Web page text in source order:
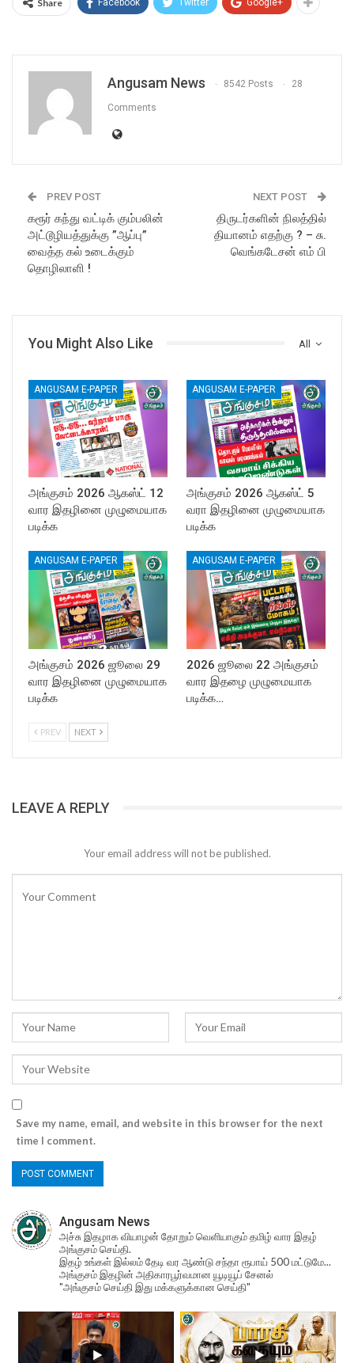
Share
Angusam News 8542 Posts 28
Comments
PREV POST
கரூர் கந்து வட்டிக் கும்பலின்
அட்டூழியத்துக்கு ”ஆப்பு”
வைத்த கல் உடைக்கும்
தொழிலாளி !
NEXT POST
திருடர்களின் நிலத்தில்
தியானம் எதற்கு ? – சு.
வெங்கடேசன் எம் பி
All
You Might Also Like
ANGUSAM E-PAPER
அங்குசம் 2026 ஆகஸ்ட் 12
வார இதழினை முழுமையாக
படிக்க
ANGUSAM E-PAPER
அங்குசம் 2026 ஆகஸ்ட் 5
வரா இதழினை முழுமையாக
படிக்க
ANGUSAM E-PAPER
அங்குசம் 2026 ஜூலை 29
வார இதழினை முழுமையாக
படிக்க
ANGUSAM E-PAPER
2026 ஜூலை 22 அங்குசம்
வார இதழை முழுமையாக
படிக்க…
PREV NEXT
LEAVE A REPLY
Your email address will not be published.
Save my name, email, and website in this browser for the next
time I comment.
Angusam News
அச்சு இதழாக வியாழன் தோறும் வெளியாகும் தமிழ் வார இதழ்
அங்குசம் செய்தி.
இதழ் உங்கள் இல்லம் தேடி வர ஆண்டு சந்தா ரூபாய் 500 மட்டுமே...
அங்குசம் இதழின் அதிகாரபூர்வமான யூடியூப் சேனல்
"அங்குசம் செய்தி இது மக்களுக்கான செய்தி"